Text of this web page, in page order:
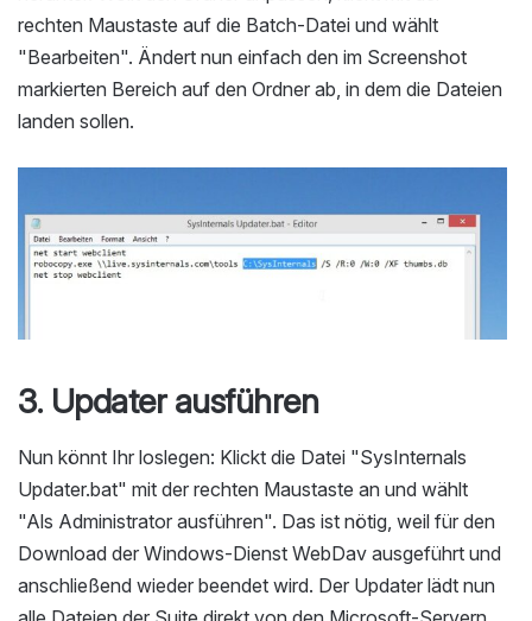
rechten Maustaste auf die Batch-Datei und wählt
"Bearbeiten". Ändert nun einfach den im Screenshot
markierten Bereich auf den Ordner ab, in dem die Dateien
landen sollen.
3. Updater ausführen
Nun könnt Ihr loslegen: Klickt die Datei "SysInternals
Updater.bat" mit der rechten Maustaste an und wählt
"Als Administrator ausführen". Das ist nötig, weil für den
Download der Windows-Dienst WebDav ausgeführt und
anschließend wieder beendet wird. Der Updater lädt nun